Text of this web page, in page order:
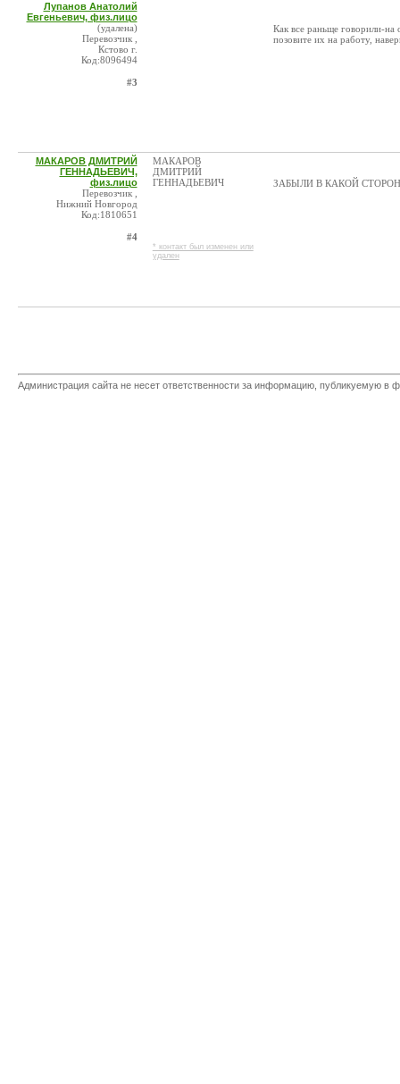
Лупанов Анатолий
Евгеньевич, физ.лицо
(удалена)
Перевозчик ,
Кстово г.
Код:8096494
#3
Как все раньще говорили-на
позовите их на работу,
МАКАРОВ ДМИТРИЙ
ГЕННАДЬЕВИЧ,
физ.лицо
Перевозчик ,
Нижний Новгород
Код:1810651
#4
МАКАРОВ
ДМИТРИЙ
ГЕННАДЬЕВИЧ
* контакт был изменен или
удален
ЗАБЫЛИ В КАКОЙ
Администрация сайта не несет ответственности за информацию, публикуемую